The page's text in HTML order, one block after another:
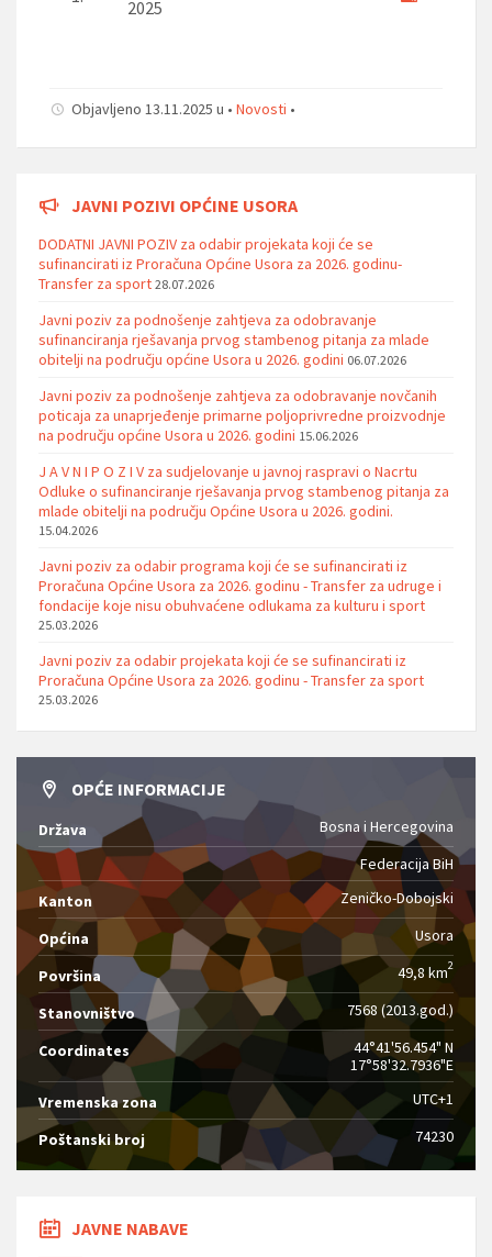
2025
Objavljeno 13.11.2025 u • Novosti •
JAVNI POZIVI OPĆINE USORA
DODATNI JAVNI POZIV za odabir projekata koji će se
sufinancirati iz Proračuna Općine Usora za 2026. godinu-
Transfer za sport 28.07.2026
Javni poziv za podnošenje zahtjeva za odobravanje
sufinanciranja rješavanja prvog stambenog pitanja za mlade
obitelji na području općine Usora u 2026. godini 06.07.2026
Javni poziv za podnošenje zahtjeva za odobravanje novčanih
poticaja za unaprjeđenje primarne poljoprivredne proizvodnje
na području općine Usora u 2026. godini 15.06.2026
J A V N I P O Z I V za sudjelovanje u javnoj raspravi o Nacrtu
Odluke o sufinanciranje rješavanja prvog stambenog pitanja za
mlade obitelji na području Općine Usora u 2026. godini.
15.04.2026
Javni poziv za odabir programa koji će se sufinancirati iz
Proračuna Općine Usora za 2026. godinu - Transfer za udruge i
fondacije koje nisu obuhvaćene odlukama za kulturu i sport
25.03.2026
Javni poziv za odabir projekata koji će se sufinancirati iz
Proračuna Općine Usora za 2026. godinu - Transfer za sport
25.03.2026
OPĆE INFORMACIJE
Država
Bosna i Hercegovina
Federacija BiH
Kanton
Zeničko-Dobojski
Općina Usora
Površina 49,8 km2
Stanovništvo 7568 (2013.god.)
Coordinates
44°41'56.454" N
17°58'32.7936"E
Vremenska zona
UTC+1
Poštanski broj 74230
JAVNE NABAVE